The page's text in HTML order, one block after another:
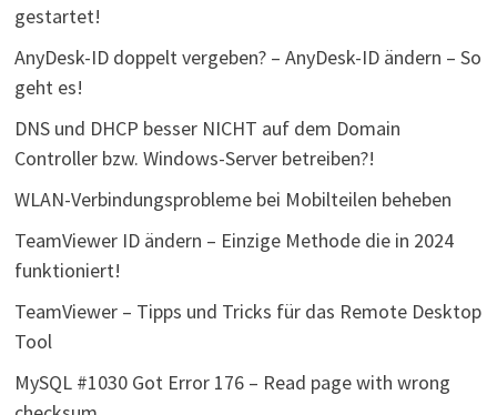
gestartet!
AnyDesk-ID doppelt vergeben? – AnyDesk-ID ändern – So
geht es!
DNS und DHCP besser NICHT auf dem Domain
Controller bzw. Windows-Server betreiben?!
WLAN-Verbindungsprobleme bei Mobilteilen beheben
TeamViewer ID ändern – Einzige Methode die in 2024
funktioniert!
TeamViewer – Tipps und Tricks für das Remote Desktop
Tool
MySQL #1030 Got Error 176 – Read page with wrong